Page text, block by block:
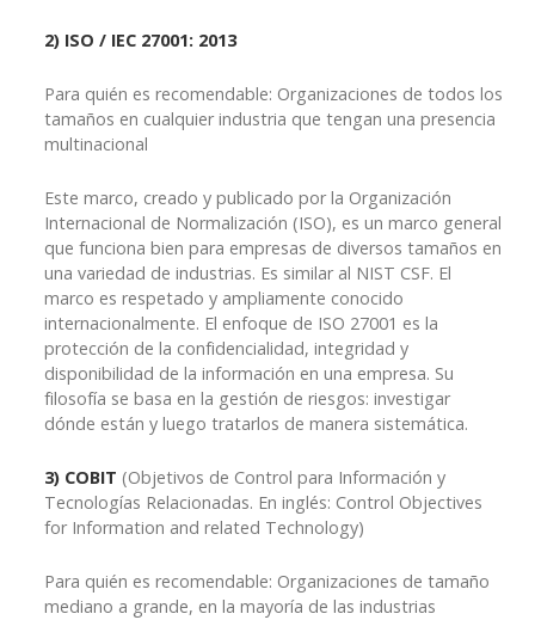
2) ISO / IEC 27001: 2013
Para quién es recomendable: Organizaciones de todos los
tamaños en cualquier industria que tengan una presencia
multinacional
Este marco, creado y publicado por la Organización
Internacional de Normalización (ISO), es un marco general
que funciona bien para empresas de diversos tamaños en
una variedad de industrias. Es similar al NIST CSF. El
marco es respetado y ampliamente conocido
internacionalmente. El enfoque de ISO 27001 es la
protección de la confidencialidad, integridad y
disponibilidad de la información en una empresa. Su
filosofía se basa en la gestión de riesgos: investigar
dónde están y luego tratarlos de manera sistemática.
3) COBIT (Objetivos de Control para Información y
Tecnologías Relacionadas. En inglés: Control Objectives
for Information and related Technology)
Para quién es recomendable: Organizaciones de tamaño
mediano a grande, en la mayoría de las industrias